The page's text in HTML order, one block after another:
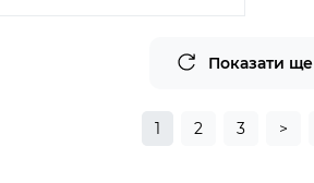
Показати ще
1 2 3 >